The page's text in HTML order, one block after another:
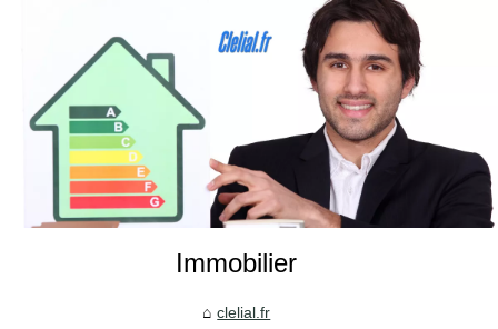
Immobilier
clelial.fr